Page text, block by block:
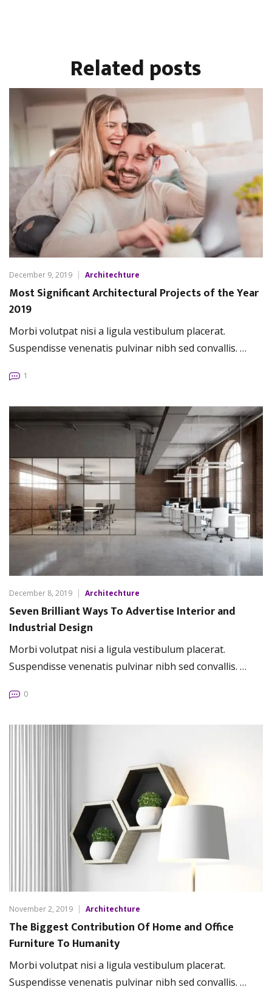
Related posts
December 9, 2019 Architechture
Most Significant Architectural Projects of the Year
2019
Morbi volutpat nisi a ligula vestibulum placerat.
Suspendisse venenatis pulvinar nibh sed convallis. …
1
December 8, 2019 Architechture
Seven Brilliant Ways To Advertise Interior and
Industrial Design
Morbi volutpat nisi a ligula vestibulum placerat.
Suspendisse venenatis pulvinar nibh sed convallis. …
0
November 2, 2019 Architechture
The Biggest Contribution Of Home and Office
Furniture To Humanity
Morbi volutpat nisi a ligula vestibulum placerat.
Suspendisse venenatis pulvinar nibh sed convallis. …